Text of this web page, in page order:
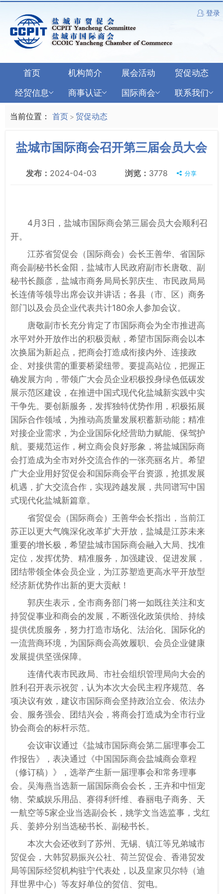
登录
首页 机构简介 展会活动
贸促动态
经贸信息
商事认证 国际商会 联系我们
当前位置： 首页 > 贸促动态
盐城市国际商会召开第三届会员大会
发布： 2024-04-03 浏览： 3778 分享
4月3日，盐城市国际商会第三届会员大会顺利召
开。
江苏省贸促会（国际商会）会长王善华、省国际
商会副秘书长金阳，盐城市人民政府副市长唐敬、副
秘书长颜彦，盐城市商务局局长郭庆生、市民政局局
长连倩等领导出席会议并讲话；各县（市、区）商务
部门以及会员企业代表共计180余人参加会议。
唐敬副市长充分肯定了市国际商会为全市推进高
水平对外开放作出的积极贡献，希望市国际商会以本
次换届为新起点，把商会打造成衔接内外、连接政
企、对接供需的重要桥梁纽带。要提高站位，把握正
确发展方向，带领广大会员企业积极投身绿色低碳发
展示范区建设，在推进中国式现代化盐城新实践中实
干争先。要创新服务，发挥独特优势作用，积极拓展
国际合作领域，为推动高质量发展积蓄新动能；精准
对接企业需求，为企业国际化经营助力赋能、保驾护
航。要规范运作，树立商会良好形象，将盐城国际商
会打造成为全市对外交流合作的一张亮丽名片。希望
广大企业用好贸促会和国际商会平台资源，抢抓发展
机遇，扩大交流合作，实现跨越发展，共同谱写中国
式现代化盐城新篇章。
省贸促会（国际商会）王善华会长指出，当前江
苏正以更大气魄深化改革扩大开放，盐城是江苏未来
重要的增长极，希望盐城市国际商会融入大局、找准
定位，发挥优势、精准服务，加强建设、促进发展，
团结带领全体会员企业，为江苏塑造更高水平开放型
经济新优势作出新的更大贡献！
郭庆生表示，全市商务部门将一如既往关注和支
持贸促事业和商会的发展，不断强化政策供给、持续
提供优质服务，努力打造市场化、法治化、国际化的
一流营商环境，为国际商会高效履职、会员企业健康
发展提供坚强保障。
连倩代表市民政局、市社会组织管理局向大会的
胜利召开表示祝贺，认为本次大会民主程序规范、各
项决议有效，建议市国际商会坚持政治立会、依法办
会、服务强会、团结兴会，将商会打造成为全市行业
协会商会的标杆示范。
会议审议通过《盐城市国际商会第二届理事会工
作报告》，表决通过《中国国际商会盐城商会章程
（修订稿）》，选举产生新一届理事会和常务理事
会。吴海燕当选新一届国际商会会长，王卉和中恒宠
物、荣威娱乐用品、赛得利纤维、春丽电子商务、天
一航空等5家企业当选副会长，姚学文当选监事，戈红
兵、姜婷分别当选秘书长、副秘书长。
本次大会还收到了苏州、无锡、镇江等兄弟城市
贸促会，大韩贸易振兴公社、荷兰贸促会、香港贸发
局等国际经贸机构驻宁代表处，以及皇家贝尔特（迪
拜世界中心）等友好单位的贺信、贺电。